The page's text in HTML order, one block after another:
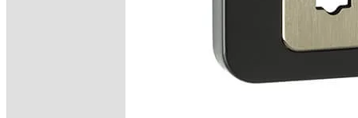
Listwy